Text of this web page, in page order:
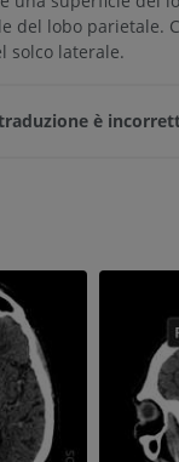
del lobo parietale.
solco laterale.
è